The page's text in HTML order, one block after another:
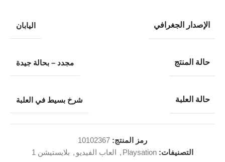
الإصدار الجغرافي اليابان
حالة المنتج مجدد – بحالة جيدة
حالة العلبة شرخ بسيط في العلبة
رمز المنتج: 10102367
التصنيفات: Playsation
, العاب الفيديو , بلايستيشن 1